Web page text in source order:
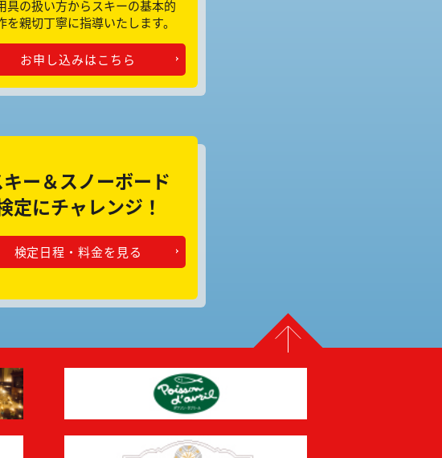
具の扱い方からスキーの基本的
を親切丁寧に指導いたします。
お申し込みはこちら
キー＆スノーボード
定にチャレンジ！
検定日程・料金を見る